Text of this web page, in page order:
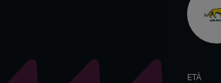
ETÀ